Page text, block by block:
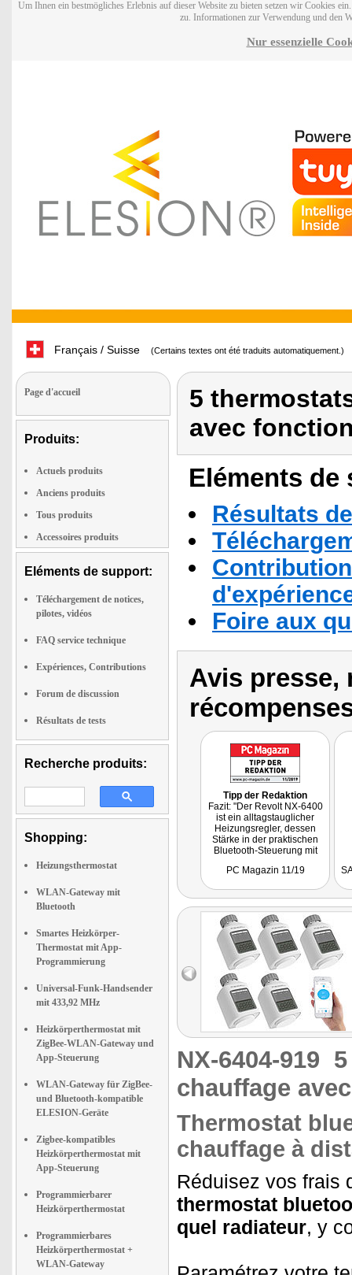
Um Ihnen ein bestmögliches Erlebnis auf dieser Website zu bieten setzen wir Cookies
zu. Informationen zur Verwendung und den
Nur essenzielle
Français / Suisse (Certains textes ont été traduits automatiquement.)
Page d'accueil
Produits:
Actuels produits
Anciens produits
Tous produits
Accessoires produits
Eléments de support:
Téléchargement de notices,
pilotes, vidéos
FAQ service technique
Expériences, Contributions
Forum de discussion
Résultats de tests
Recherche produits:
Shopping:
Heizungsthermostat
WLAN-Gateway mit
Bluetooth
Smartes Heizkörper-
Thermostat mit App-
Programmierung
Universal-Funk-Handsender
mit 433,92 MHz
Heizkörperthermostat mit
ZigBee-WLAN-Gateway und
App-Steuerung
WLAN-Gateway für ZigBee-
und Bluetooth-kompatible
ELESION-Geräte
Zigbee-kompatibles
Heizkörperthermostat mit
App-Steuerung
Programmierbarer
Heizkörperthermostat
Programmierbares
Heizkörperthermostat +
WLAN-Gateway
5
avec
Eléments
Résultats
Foire aux
Avis presse,
Tipp der Redaktion
Fazit: "Der Revolt NX-6400
ist ein alltagstauglicher
Heizungsregler, dessen
Stärke in der praktischen
Bluetooth-Steuerung mit
Preis-Leistungs-Verhältnis
Regler besitzen, wird sich
ein deutlicher Geld-,
Energie- und CO2-
Spareffekt ergeben."
PC Magazin 11/19
NX-6404-919
chauffage
Thermostat
chauffage à
Réduisez vos frais
thermostat
quel radiateur, y